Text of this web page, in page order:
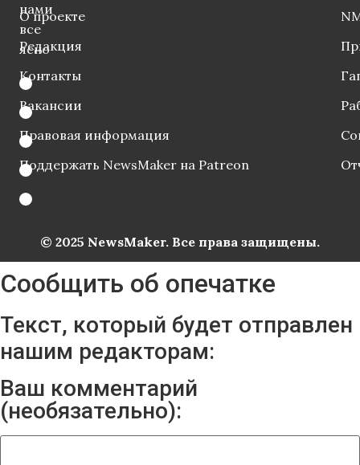
нами
все
ясно
О проекте
Редакция
Контакты
Вакансии
Правовая информация
Поддержать NewsMaker на Patreon
© 2025 NewsMaker. Все права защищены.
Сообщить об опечатке
Текст, который будет отправлен
нашим редакторам:
Ваш комментарий
(необязательно):